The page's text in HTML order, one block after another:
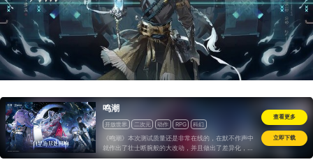
鸣潮
开放世界 二次元 动作 RPG 科幻
《鸣潮》本次测试质量还是非常在线的，在默不作声中
就作出了壮士断腕般的大改动，并且做出了差异化，整
个游戏系统也非常完整，已经不是未来可期，而是bug
查看更多
立即下载